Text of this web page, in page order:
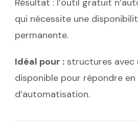
Résultat : l’outil gratuit
qui nécessite une
permanente.
Idéal pour : structures avec
disponible pour répondre en
d’automatisation.